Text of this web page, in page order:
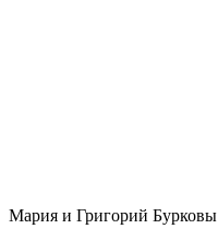
Мария и Григорий Бурковы